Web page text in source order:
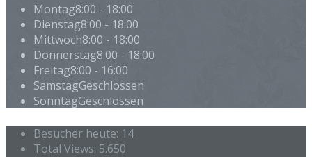
Montag8:00 - 18:00
Dienstag8:00 - 18:00
Mittwoch8:00 - 18:00
Donnerstag8:00 - 18:00
Freitag8:00 - 16:00
SamstagGeschlossen
SonntagGeschlossen
Besucher heute: 14
Total Views: 5.650